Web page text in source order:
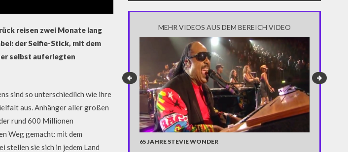
reisen zwei Monate lang
der Selfie-Stick, mit dem
selbst auferlegten
sind so unterschiedlich wie ihre
aus. Anhänger aller großen
rund 600 Millionen
Weg gemacht: mit dem
stellen sie sich in jedem Land
MEHR VIDEOS AUS DEM BEREICH VIDEO
65 JAHRE STEVIE WONDER